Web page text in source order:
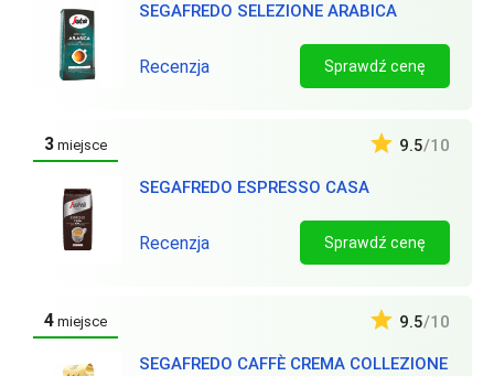
SEGAFREDO SELEZIONE ARABICA
Recenzja Sprawdź cenę
3 miejsce
SEGAFREDO ESPRESSO CASA
9.5/10
Recenzja Sprawdź cenę
4 miejsce
SEGAFREDO CAFFÈ CREMA COLLEZIONE
9.5/10